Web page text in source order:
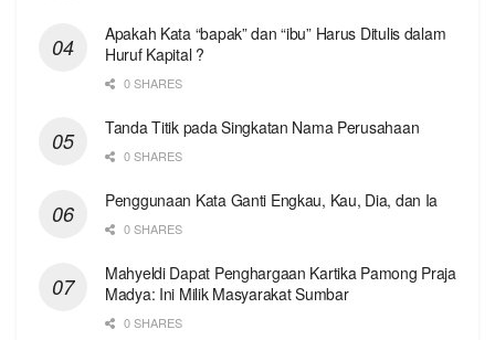
Apakah Kata “bapak” dan “ibu” Harus Ditulis dalam
Huruf Kapital ?
0 SHARES
Tanda Titik pada Singkatan Nama Perusahaan
0 SHARES
Penggunaan Kata Ganti Engkau, Kau, Dia, dan Ia
0 SHARES
Mahyeldi Dapat Penghargaan Kartika Pamong Praja
Madya: Ini Milik Masyarakat Sumbar
0 SHARES